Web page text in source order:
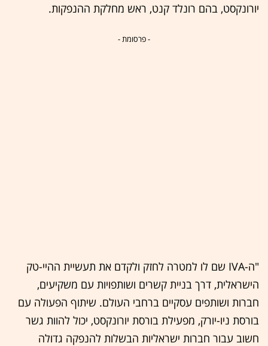
יורונקסט, בהם רונלד קנט, ראש מחלקת ההנפקות.
- פרסומת -
"ה-IVA שם לו למטרה לחזק ולקדם את תעשיית ההיי-טק
הישראלית, דרך בניית קשרים ושותפויות עם משקיעים,
חברות ושותפים עסקיים ברחבי העולם. שיתוף הפעולה עם
בורסת ניו-יורק, מפעילת בורסת יורונקסט, יכול להוות גשר
חשוב עבור חברות ישראליות הבשלות להנפקה גדולה